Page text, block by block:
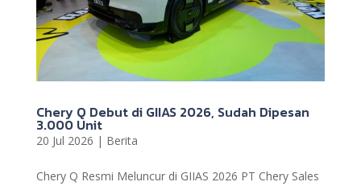
Chery Q Debut di GIIAS 2026, Sudah Dipesan
3.000 Unit
20 Jul 2026 | Berita
Chery Q Resmi Meluncur di GIIAS 2026 PT Chery Sales